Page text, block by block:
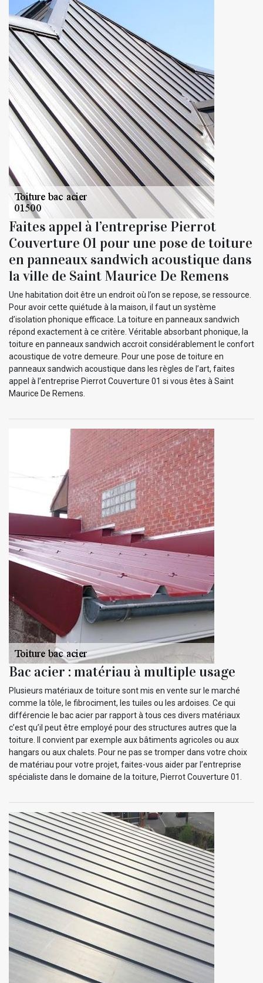
Faites appel à l’entreprise Pierrot
Couverture 01 pour une pose de toiture
en panneaux sandwich acoustique dans
la ville de Saint Maurice De Remens
Une habitation doit être un endroit où l’on se repose, se ressource.
Pour avoir cette quiétude à la maison, il faut un système
d’isolation phonique efficace. La toiture en panneaux sandwich
répond exactement à ce critère. Véritable absorbant phonique, la
toiture en panneaux sandwich accroit considérablement le confort
acoustique de votre demeure. Pour une pose de toiture en
panneaux sandwich acoustique dans les règles de l’art, faites
appel à l’entreprise Pierrot Couverture 01 si vous êtes à Saint
Maurice De Remens.
Bac acier : matériau à multiple usage
Plusieurs matériaux de toiture sont mis en vente sur le marché
comme la tôle, le fibrociment, les tuiles ou les ardoises. Ce qui
différencie le bac acier par rapport à tous ces divers matériaux
c’est qu’il peut être employé pour des structures autres que la
toiture. Il convient par exemple aux bâtiments agricoles ou aux
hangars ou aux chalets. Pour ne pas se tromper dans votre choix
de matériau pour votre projet, faites-vous aider par l’entreprise
spécialiste dans le domaine de la toiture, Pierrot Couverture 01.